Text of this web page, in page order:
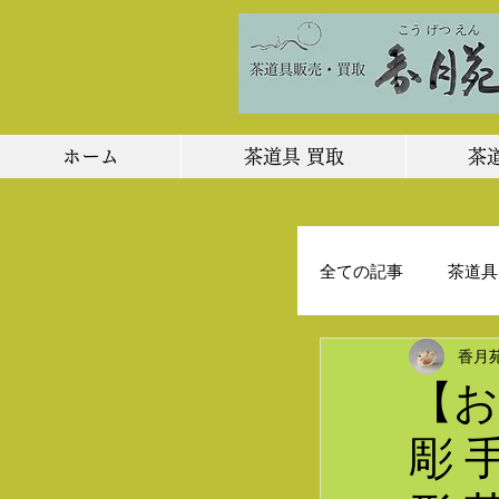
ホーム 茶道具 買取 茶
全ての記事 茶道
店主のひとりごと
【
彫
香月